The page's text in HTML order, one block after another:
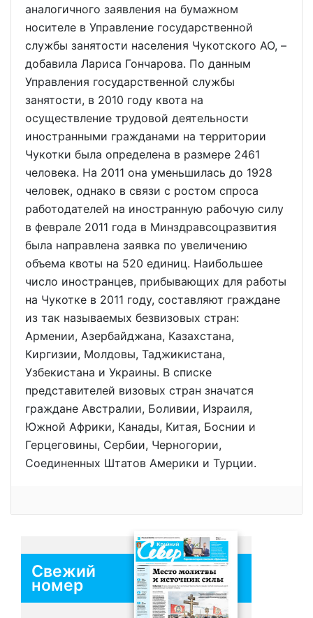
аналогичного заявления на бумажном
носителе в Управление государственной
службы занятости населения Чукотского АО, –
добавила Лариса Гончарова. По данным
Управления государственной службы
занятости, в 2010 году квота на
осуществление трудовой деятельности
иностранными гражданами на территории
Чукотки была определена в размере 2461
человека. На 2011 она уменьшилась до 1928
человек, однако в связи с ростом спроса
работодателей на иностранную рабочую силу
в феврале 2011 года в Минздравсоцразвития
была направлена заявка по увеличению
объема квоты на 520 единиц. Наибольшее
число иностранцев, прибывающих для работы
на Чукотке в 2011 году, составляют граждане
из так называемых безвизовых стран:
Армении, Азербайджана, Казахстана,
Киргизии, Молдовы, Таджикистана,
Узбекистана и Украины. В списке
представителей визовых стран значатся
граждане Австралии, Боливии, Израиля,
Южной Африки, Канады, Китая, Боснии и
Герцеговины, Сербии, Черногории,
Соединенных Штатов Америки и Турции.
Свежий
номер